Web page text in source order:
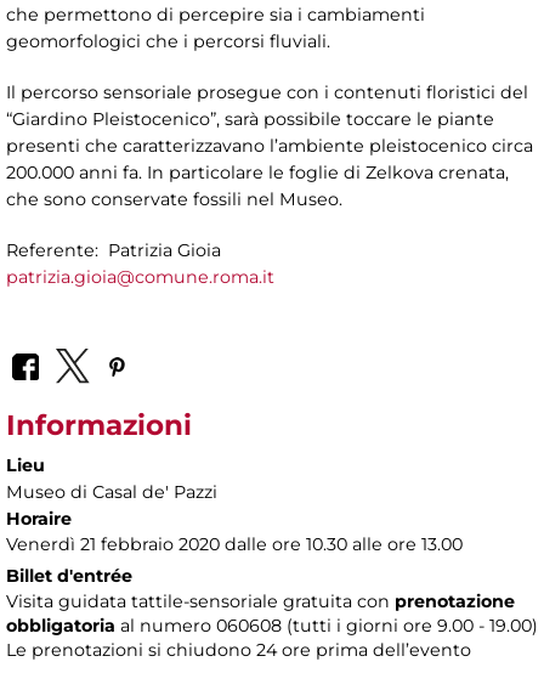
che permettono di percepire sia i cambiamenti
geomorfologici che i percorsi fluviali.
Il percorso sensoriale prosegue con i contenuti floristici del
“Giardino Pleistocenico”, sarà possibile toccare le piante
presenti che caratterizzavano l’ambiente pleistocenico circa
200.000 anni fa. In particolare le foglie di Zelkova crenata,
che sono conservate fossili nel Museo.
Referente: Patrizia Gioia
patrizia.gioia@comune.roma.it
Informazioni
Lieu
Museo di Casal de' Pazzi
Horaire
Venerdì 21 febbraio 2020 dalle ore 10.30 alle ore 13.00
Billet d'entrée
Visita guidata tattile-sensoriale gratuita con prenotazione
obbligatoria al numero 060608 (tutti i giorni ore 9.00 - 19.00)
Le prenotazioni si chiudono 24 ore prima dell’evento